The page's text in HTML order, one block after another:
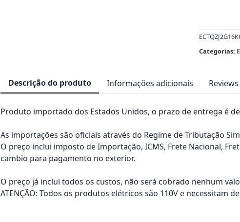
Categorias:
Descrição do produto Informações adicionais Reviews
Produto importado dos Estados Unidos, o prazo de entrega é
As importações são oficiais através do Regime de Tributação
O preço inclui imposto de Importação, ICMS, Frete Nacional,
cambio para pagamento no exterior.
O preço já inclui todos os custos, não será cobrado nenhum
ATENÇÃO: Todos os produtos elétricos são 110V e